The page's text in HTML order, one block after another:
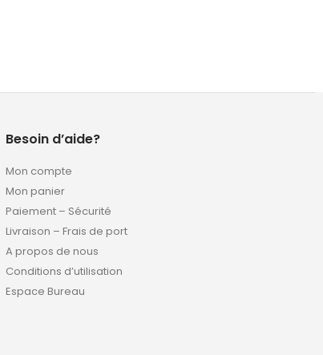
Besoin d’aide?
Mon compte
Mon panier
Paiement – Sécurité
Livraison – Frais de port
A propos de nous
Conditions d’utilisation
Espace Bureau